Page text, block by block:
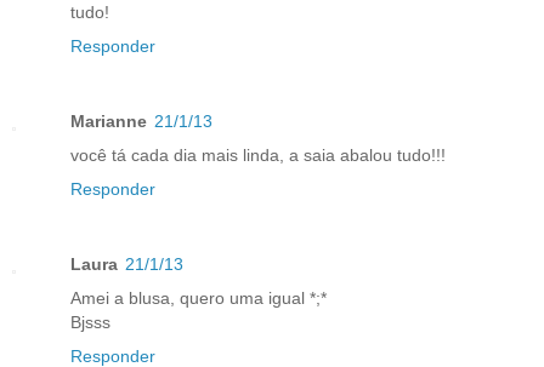
tudo!
Responder
Marianne 21/1/13
você tá cada dia mais linda, a saia abalou tudo!!!
Responder
Laura 21/1/13
Amei a blusa, quero uma igual *;*
Bjsss
Responder